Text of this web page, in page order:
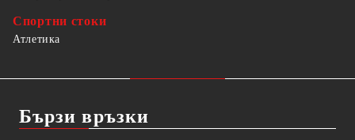
Спортни стоки
Атлетика
Бързи връзки